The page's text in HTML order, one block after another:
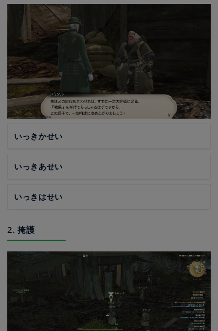
いっきかせい
いっきあせい
いっきはせい
2. 掩護